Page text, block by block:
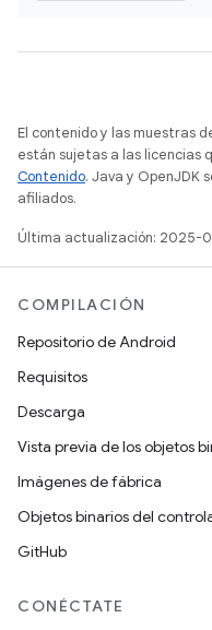
El contenido y las muestras
están sujetas a las licencias
Contenido. Java y OpenJDK
afiliados.
Última actualización: 2025-
COMPILACIÓN
Repositorio de Android
Requisitos
Descarga
Vista previa de los objetos
Imágenes de fábrica
Objetos binarios del
GitHub
CONÉCTATE